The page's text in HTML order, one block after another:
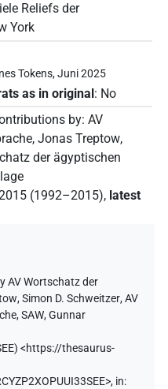
Reliefs der
York
Tokens, Juni 2025
as in original: No
by: AV
, Jonas Treptow,
der ägyptischen
(1992–2015), latest
AV Wortschatz der
,Simon D. Schweitzer,AV
SAW,Gunnar
) <https://thesaurus-
, in: